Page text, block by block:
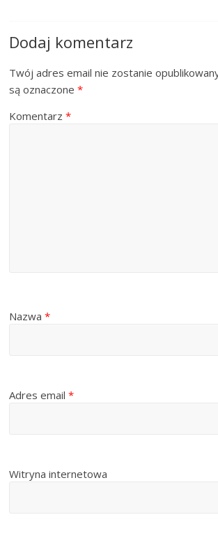
Dodaj komentarz
Twój adres email nie zostanie
są oznaczone*
Komentarz*
Nazwa*
Adres email*
Witryna internetowa